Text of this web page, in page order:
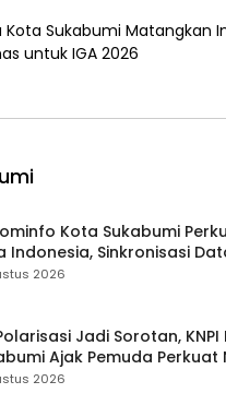
Kota Sukabumi Matangkan
untuk IGA 2026
Kota Sukabumi
Indonesia, Sinkronisasi
Dikebut
2026
Jadi Sorotan, KNPI
Ajak Pemuda Perkuat
2026